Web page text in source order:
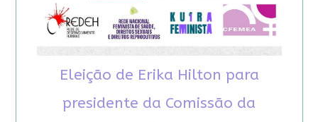
Eleição de Erika Hilton para
presidente da Comissão da